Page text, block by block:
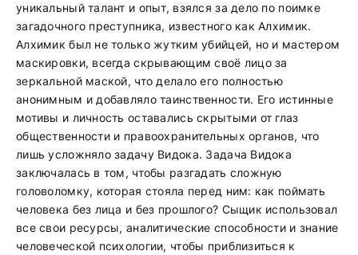
уникальный талант и опыт, взялся за дело по поимке
загадочного преступника, известного как Алхимик.
Алхимик был не только жутким убийцей, но и мастером
маскировки, всегда скрывающим своё лицо за
зеркальной маской, что делало его полностью
анонимным и добавляло таинственности. Его истинные
мотивы и личность оставались скрытыми от глаз
общественности и правоохранительных органов, что
лишь усложняло задачу Видока. Задача Видока
заключалась в том, чтобы разгадать сложную
головоломку, которая стояла перед ним: как поймать
человека без лица и без прошлого? Сыщик использовал
все свои ресурсы, аналитические способности и знание
человеческой психологии, чтобы приблизиться к